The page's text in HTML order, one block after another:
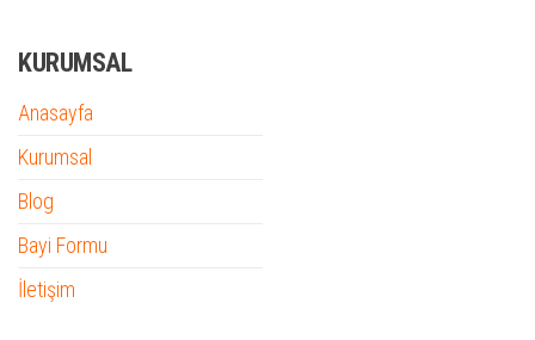
KURUMSAL
Anasayfa
Kurumsal
Blog
Bayi Formu
İletişim